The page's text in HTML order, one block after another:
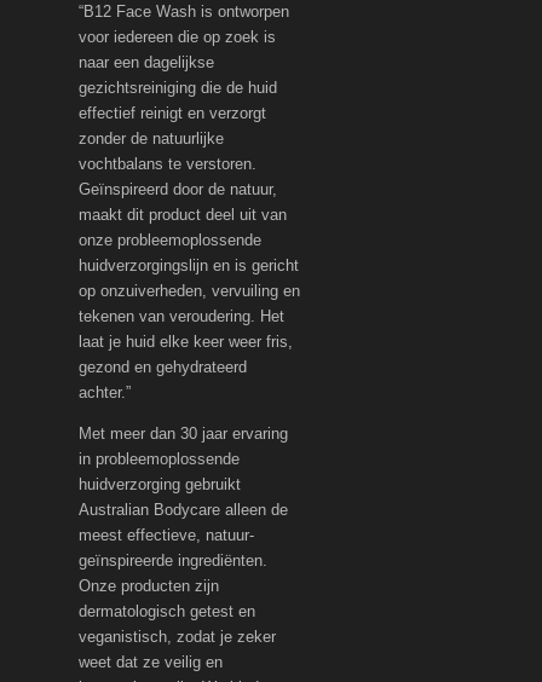
“B12 Face Wash is ontworpen
voor iedereen die op zoek is
naar een dagelijkse
gezichtsreiniging die de huid
effectief reinigt en verzorgt
zonder de natuurlijke
vochtbalans te verstoren.
Geïnspireerd door de natuur,
maakt dit product deel uit van
onze probleemoplossende
huidverzorgingslijn en is gericht
op onzuiverheden, vervuiling en
tekenen van veroudering. Het
laat je huid elke keer weer fris,
gezond en gehydrateerd
achter.”
Met meer dan 30 jaar ervaring
in probleemoplossende
huidverzorging gebruikt
Australian Bodycare alleen de
meest effectieve, natuur-
geïnspireerde ingrediënten.
Onze producten zijn
dermatologisch getest en
veganistisch, zodat je zeker
weet dat ze veilig en